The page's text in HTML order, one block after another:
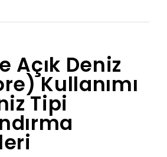
Açık Deniz
Kullanımı
Tipi